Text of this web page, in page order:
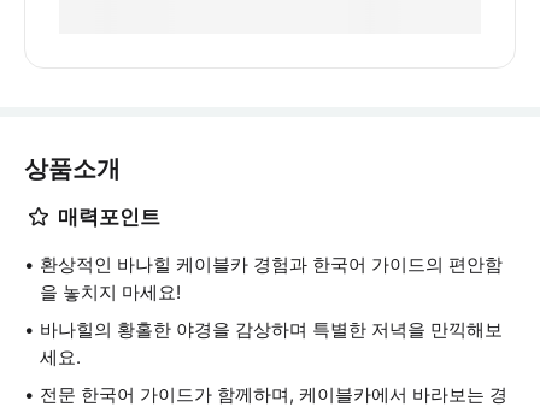
상품소개
매력포인트
환상적인 바나힐 케이블카 경험과 한국어 가이드의 편안함
을 놓치지 마세요!
바나힐의 황홀한 야경을 감상하며 특별한 저녁을 만끽해보
세요.
전문 한국어 가이드가 함께하며, 케이블카에서 바라보는 경